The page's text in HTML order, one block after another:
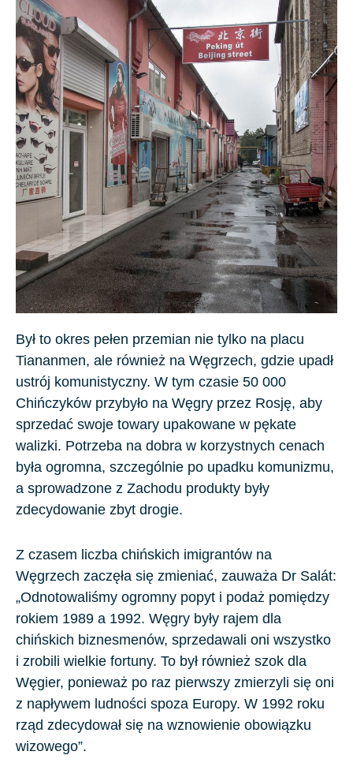
Był to okres pełen przemian nie tylko na placu
Tiananmen, ale również na Węgrzech, gdzie upadł
ustrój komunistyczny. W tym czasie 50 000
Chińczyków przybyło na Węgry przez Rosję, aby
sprzedać swoje towary upakowane w pękate
walizki. Potrzeba na dobra w korzystnych cenach
była ogromna, szczególnie po upadku komunizmu,
a sprowadzone z Zachodu produkty były
zdecydowanie zbyt drogie.
Z czasem liczba chińskich imigrantów na
Węgrzech zaczęła się zmieniać, zauważa Dr Salát:
„Odnotowaliśmy ogromny popyt i podaż pomiędzy
rokiem 1989 a 1992. Węgry były rajem dla
chińskich biznesmenów, sprzedawali oni wszystko
i zrobili wielkie fortuny. To był również szok dla
Węgier, ponieważ po raz pierwszy zmierzyli się oni
z napływem ludności spoza Europy. W 1992 roku
rząd zdecydował się na wznowienie obowiązku
wizowego”.